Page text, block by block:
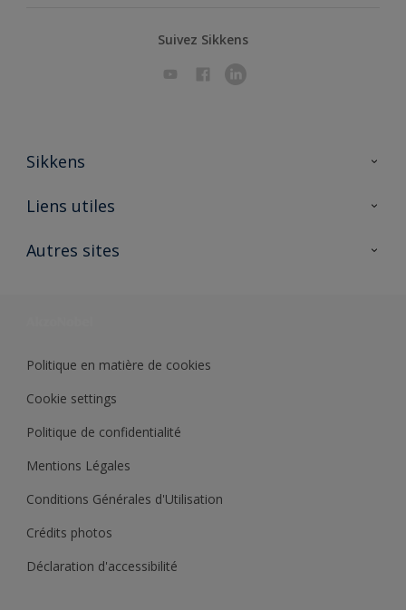
Suivez Sikkens
Sikkens
A propos de Sikkens
Liens utiles
Ouvrir un magasin PASS
Autres sites
Politique en matière de cookies
Cookie settings
Politique de confidentialité
Mentions Légales
Conditions Générales d'Utilisation
Crédits photos
Déclaration d'accessibilité